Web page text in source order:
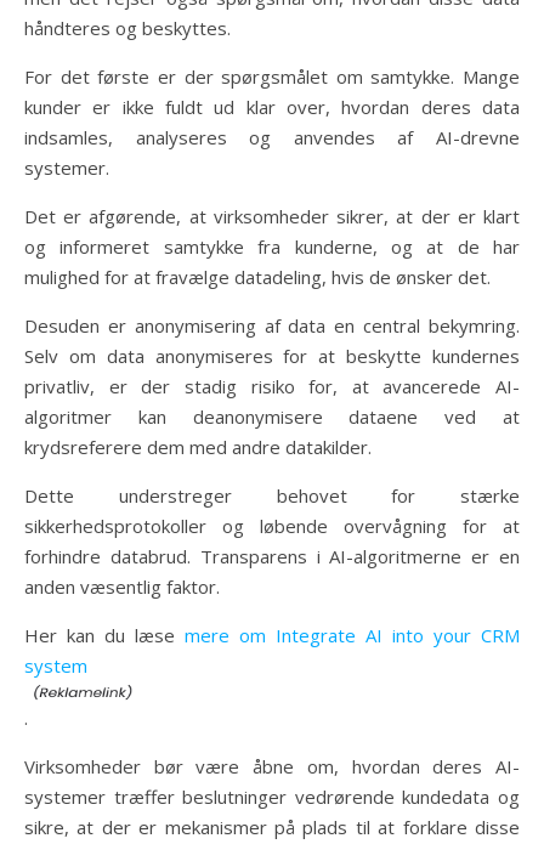
håndteres og beskyttes.
For det første er der spørgsmålet om samtykke. Mange
kunder er ikke fuldt ud klar over, hvordan deres data
indsamles, analyseres og anvendes af AI-drevne
systemer.
Det er afgørende, at virksomheder sikrer, at der er klart
og informeret samtykke fra kunderne, og at de har
mulighed for at fravælge datadeling, hvis de ønsker det.
Desuden er anonymisering af data en central bekymring.
Selv om data anonymiseres for at beskytte kundernes
privatliv, er der stadig risiko for, at avancerede AI-
algoritmer kan deanonymisere dataene ved at
krydsreferere dem med andre datakilder.
Dette understreger behovet for stærke
sikkerhedsprotokoller og løbende overvågning for at
forhindre databrud. Transparens i AI-algoritmerne er en
anden væsentlig faktor.
Her kan du læse mere om Integrate AI into your CRM
system
.
Virksomheder bør være åbne om, hvordan deres AI-
systemer træffer beslutninger vedrørende kundedata og
sikre, at der er mekanismer på plads til at forklare disse